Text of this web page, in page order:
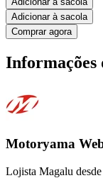
Adicionar à sacola
Comprar agora
Informações
Motoryama
Lojista Magalu desde